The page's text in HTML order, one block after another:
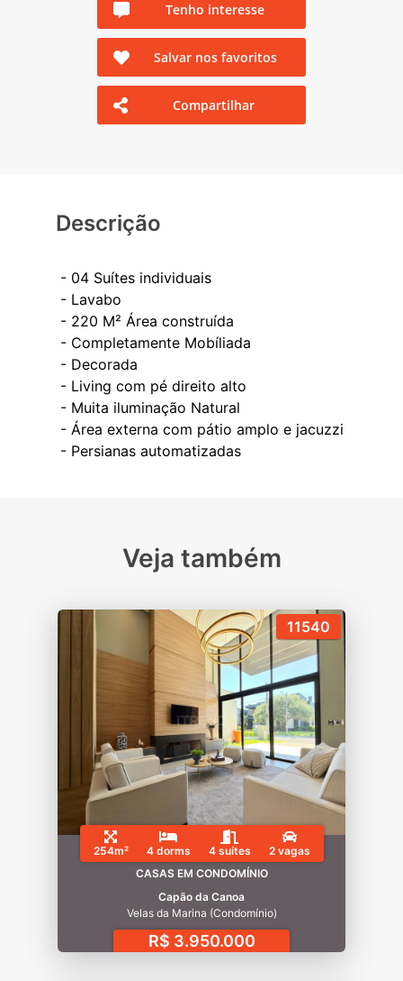
Tenho interesse
Salvar nos favoritos
Compartilhar
Descrição
- 04 Suítes individuais
- Lavabo
- 220 M² Área construída
- Completamente Mobíliada
- Decorada
- Living com pé direito alto
- Muita iluminação Natural
- Área externa com pátio amplo e jacuzzi
- Persianas automatizadas
Veja também
11540
254m² 4 dorms 4 suítes
2 vagas
CASAS EM CONDOMÍNIO
Capão da Canoa
Velas da Marina (Condomínio)
R$ 3.950.000